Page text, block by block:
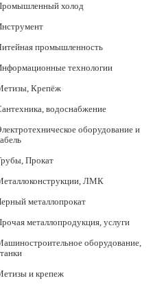
холод
промышленность
технологии
Крепёж
водоснабжение
оборудование и
Прокат
ЛМК
металлопрокат
металлопродукция, услуги
оборудование,
и крепеж